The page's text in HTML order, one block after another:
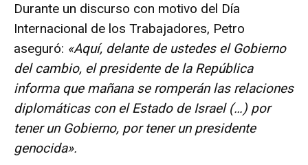
Durante un discurso con motivo del Día
Internacional de los Trabajadores, Petro
aseguró: «Aquí, delante de ustedes el Gobierno
del cambio, el presidente de la República
informa que mañana se romperán las relaciones
diplomáticas con el Estado de Israel (…) por
tener un Gobierno, por tener un presidente
genocida».